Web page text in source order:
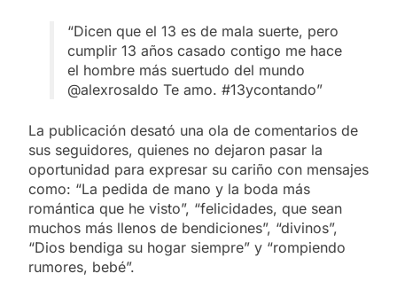
“Dicen que el 13 es de mala suerte, pero
cumplir 13 años casado contigo me hace
el hombre más suertudo del mundo
@alexrosaldo Te amo. #13ycontando”
La publicación desató una ola de comentarios de
sus seguidores, quienes no dejaron pasar la
oportunidad para expresar su cariño con mensajes
como: “La pedida de mano y la boda más
romántica que he visto”, “felicidades, que sean
muchos más llenos de bendiciones”, “divinos”,
“Dios bendiga su hogar siempre” y “rompiendo
rumores, bebé”.